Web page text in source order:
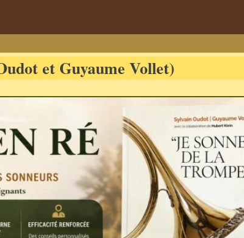
et Guyaume Vollet)